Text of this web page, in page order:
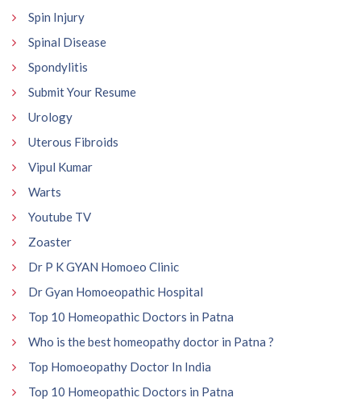
Spin Injury
Spinal Disease
Spondylitis
Submit Your Resume
Urology
Uterous Fibroids
Vipul Kumar
Warts
Youtube TV
Zoaster
Dr P K GYAN Homoeo Clinic
Dr Gyan Homoeopathic Hospital
Top 10 Homeopathic Doctors in Patna
Who is the best homeopathy doctor in Patna ?
Top Homoeopathy Doctor In India
Top 10 Homeopathic Doctors in Patna